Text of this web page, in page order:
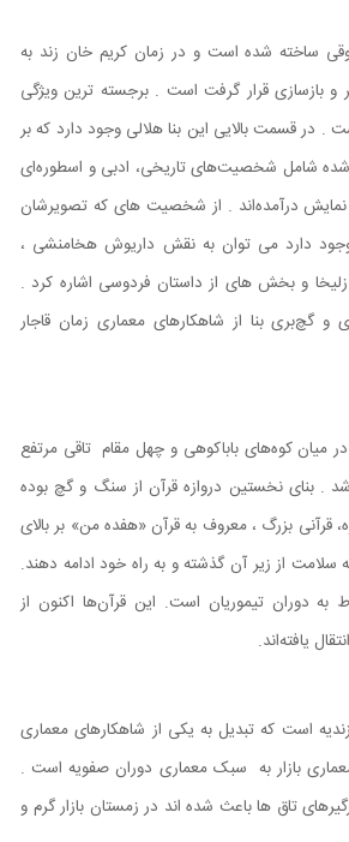
ساخته شده است و در زمان کریم خان زند به
بازسازی قرار گرفت است . برجسته ترین ویژگی
. در قسمت بالایی این بنا هلالی وجود دارد که بر
شامل شخصیت‌های تاریخی، ادبی و اسطوره‌ای
نمایش درآمده‌اند . از شخصیت های که تصویرشان
دارد می توان به نقش داریوش هخامنشی ،
و بخش های از داستان فردوسی اشاره کرد .
و گچ‌بری بنا از شاهکارهای معماری زمان قاجار
در میان کوه‌های باباکوهی و چهل مقام تاقی مرتفع
. بنای نخستین دروازه قرآن از سنگ و گچ بوده
بزرگ ، معروف به قرآن «هفده من» بر بالای
سلامت از زیر آن گذشته و به راه خود ادامه دهند.
به دوران تیموریان است. این قرآن‌ها اکنون از
یافته‌اند.
زندیه است که تبدیل به یکی از شاهکارهای معماری
بازار به سبک معماری دوران صفویه است .
نورگیرهای تاق ها باعث شده اند در زمستان بازار گرم و